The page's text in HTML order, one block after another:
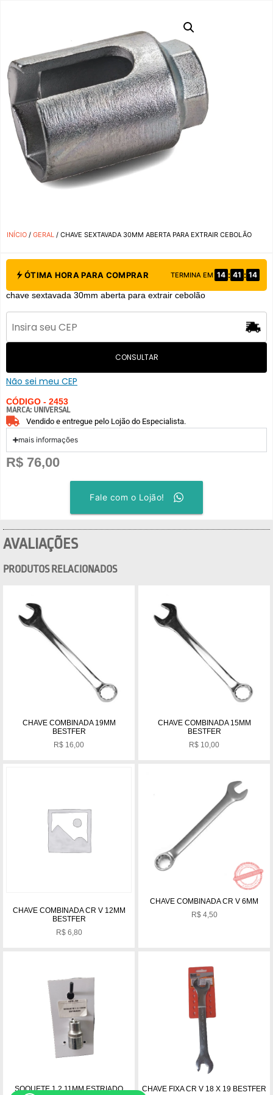
INÍCIO / GERAL / CHAVE SEXTAVADA 30MM ABERTA PARA EXTRAIR CEBOLÃO
ÓTIMA HORA PARA COMPRAR TERMINA EM 14 : 41 : 14
chave sextavada 30mm aberta para extrair cebolão
CONSULTAR
Não sei meu CEP
CÓDIGO - 2453
MARCA: UNIVERSAL
Vendido e entregue pelo Lojão do Especialista.
mais informações
R$ 76,00
Fale com o Lojão!
AVALIAÇÕES
PRODUTOS RELACIONADOS
CHAVE COMBINADA 19MM
BESTFER
R$ 16,00
CHAVE COMBINADA 15MM
BESTFER
R$ 10,00
CHAVE COMBINADA CR V 12MM
BESTFER
R$6,80
CHAVE COMBINADA CR V 6MM
R$4,50
SOQUETE 1 2 11MM ESTRIADO CHAVE FIXA CR V 18 X 19 BESTFER